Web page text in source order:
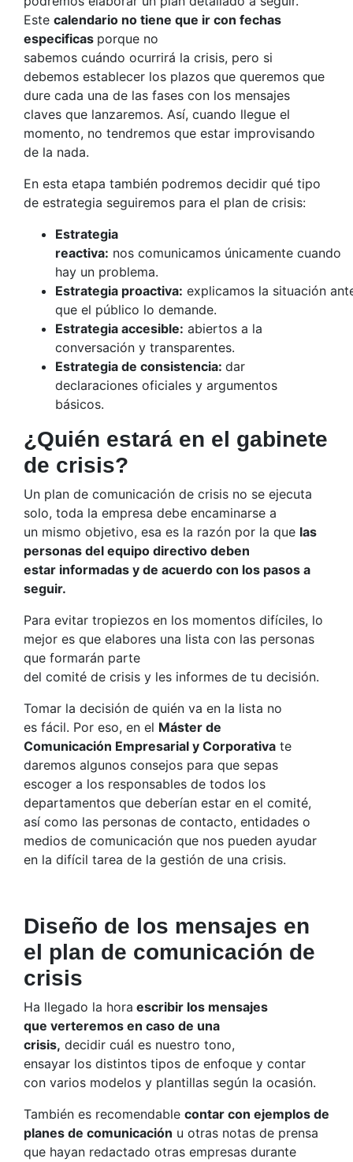
Este calendario no tiene que ir con fechas
especificas porque no
sabemos cuándo ocurrirá la crisis, pero si
debemos establecer los plazos que queremos que
dure cada una de las fases con los mensajes
claves que lanzaremos. Así, cuando llegue el
momento, no tendremos que estar improvisando
de la nada.
En esta etapa también podremos decidir qué tipo
de estrategia seguiremos para el plan de crisis:
Estrategia
reactiva: nos comunicamos únicamente cuando
hay un problema.
Estrategia proactiva: explicamos la situación
que el público lo demande.
Estrategia accesible: abiertos a la
conversación y transparentes.
Estrategia de consistencia: dar
declaraciones oficiales y argumentos
básicos.
¿Quién estará en el gabinete
de crisis?
Un plan de comunicación de crisis no se ejecuta
solo, toda la empresa debe encaminarse a
un mismo objetivo, esa es la razón por la que las
personas del equipo directivo deben
estar informadas y de acuerdo con los pasos a
seguir.
Para evitar tropiezos en los momentos difíciles, lo
mejor es que elabores una lista con las personas
que formarán parte
del comité de crisis y les informes de tu decisión.
Tomar la decisión de quién va en la lista no
es fácil. Por eso, en el Máster de
Comunicación Empresarial y Corporativa te
daremos algunos consejos para que sepas
escoger a los responsables de todos los
departamentos que deberían estar en el comité,
así como las personas de contacto, entidades o
medios de comunicación que nos pueden ayudar
en la difícil tarea de la gestión de una crisis.
Diseño de los mensajes en
el plan de comunicación de
crisis
Ha llegado la hora escribir los mensajes
que verteremos en caso de una
crisis, decidir cuál es nuestro tono,
ensayar los distintos tipos de enfoque y contar
con varios modelos y plantillas según la ocasión.
También es recomendable contar con ejemplos de
planes de comunicación u otras notas de prensa
que hayan redactado otras empresas durante